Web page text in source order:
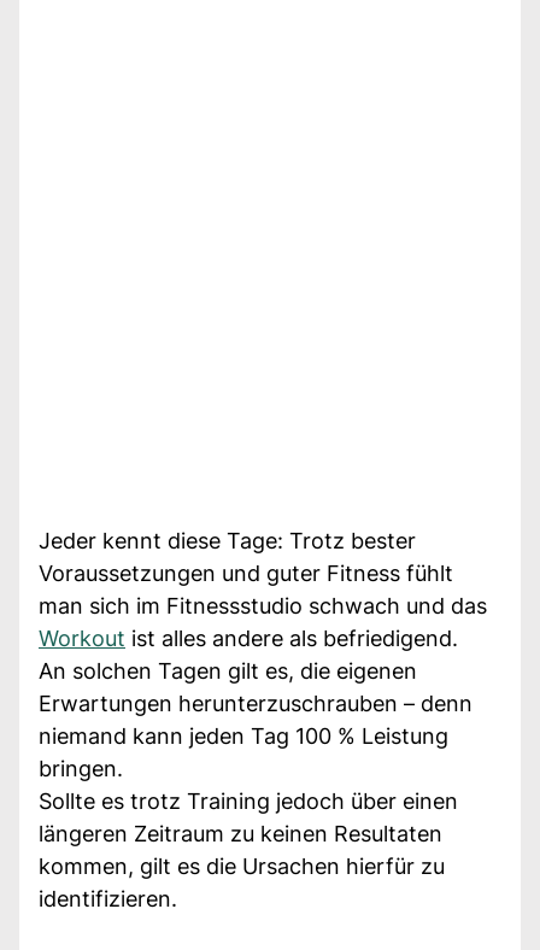
Jeder kennt diese Tage: Trotz bester
Voraussetzungen und guter Fitness fühlt
man sich im Fitnessstudio schwach und das
Workout ist alles andere als befriedigend.
An solchen Tagen gilt es, die eigenen
Erwartungen herunterzuschrauben – denn
niemand kann jeden Tag 100 % Leistung
bringen.
Sollte es trotz Training jedoch über einen
längeren Zeitraum zu keinen Resultaten
kommen, gilt es die Ursachen hierfür zu
identifizieren.